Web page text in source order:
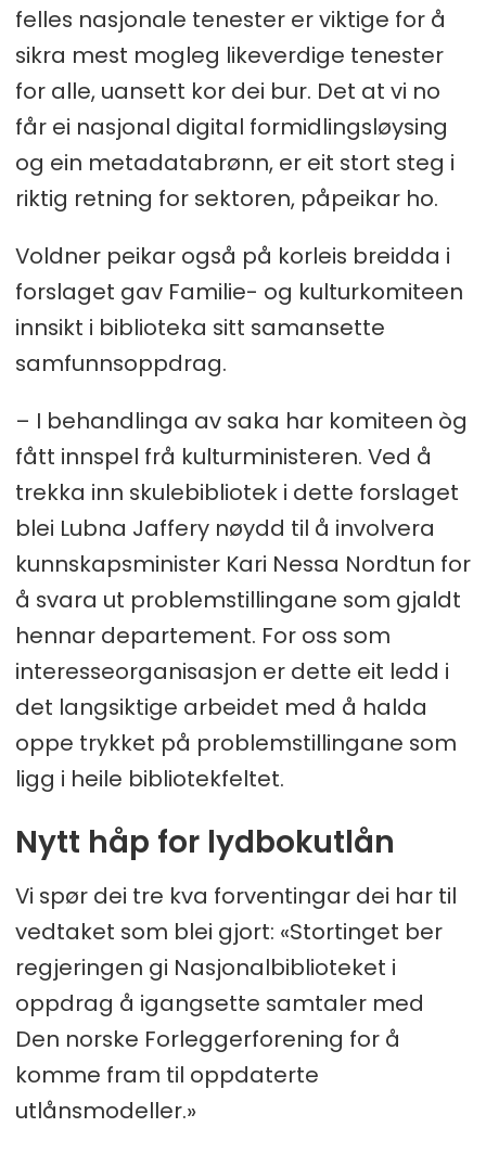
felles nasjonale tenester er viktige for å
sikra mest mogleg likeverdige tenester
for alle, uansett kor dei bur. Det at vi no
får ei nasjonal digital formidlingsløysing
og ein metadatabrønn, er eit stort steg i
riktig retning for sektoren, påpeikar ho.
Voldner peikar også på korleis breidda i
forslaget gav Familie- og kulturkomiteen
innsikt i biblioteka sitt samansette
samfunnsoppdrag.
– I behandlinga av saka har komiteen òg
fått innspel frå kulturministeren. Ved å
trekka inn skulebibliotek i dette forslaget
blei Lubna Jaffery nøydd til å involvera
kunnskapsminister Kari Nessa Nordtun for
å svara ut problemstillingane som gjaldt
hennar departement. For oss som
interesseorganisasjon er dette eit ledd i
det langsiktige arbeidet med å halda
oppe trykket på problemstillingane som
ligg i heile bibliotekfeltet.
Nytt håp for lydbokutlån
Vi spør dei tre kva forventingar dei har til
vedtaket som blei gjort: «Stortinget ber
regjeringen gi Nasjonalbiblioteket i
oppdrag å igangsette samtaler med
Den norske Forleggerforening for å
komme fram til oppdaterte
utlånsmodeller.»